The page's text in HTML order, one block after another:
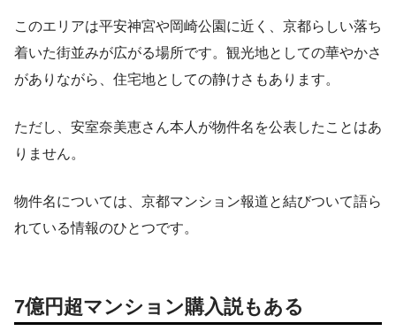
このエリアは平安神宮や岡崎公園に近く、京都らしい落ち
着いた街並みが広がる場所です。観光地としての華やかさ
がありながら、住宅地としての静けさもあります。
ただし、安室奈美恵さん本人が物件名を公表したことはあ
りません。
物件名については、京都マンション報道と結びついて語ら
れている情報のひとつです。
7億円超マンション購入説もある